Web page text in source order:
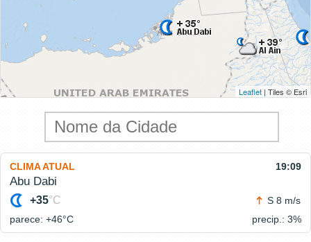
Leaflet | Tiles © Esri
CLIMA ATUAL 19:09
Abu Dabi
+35°C
S 8 m/s
parece: +46°C precip.: 3%